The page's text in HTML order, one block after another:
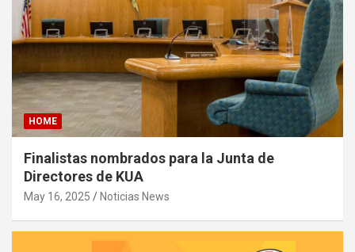
HOME
Finalistas nombrados para la Junta de
Directores de KUA
May 16, 2025 Noticias News